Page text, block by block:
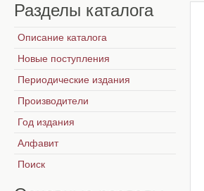
Разделы каталога
Описание каталога
Новые поступления
Периодические издания
Производители
Год издания
Алфавит
Поиск